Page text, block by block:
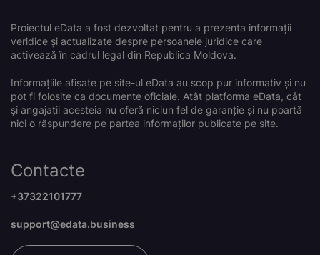
Proiectul eData a fost dezvoltat pentru a prezenta informații
veridice și actualizate despre persoanele juridice care
activează în cadrul legal din Republica Moldova.
Informațiile afișate pe site-ul eData au scop pur informativ și nu
pot fi folosite ca documente oficiale. Atât platforma eData, cât
și angajații acesteia nu oferă niciun fel de garanție și nu poartă
nici o răspundere pe partea informaților publicate pe site.
Contacte
+37322101777
support@edata.business